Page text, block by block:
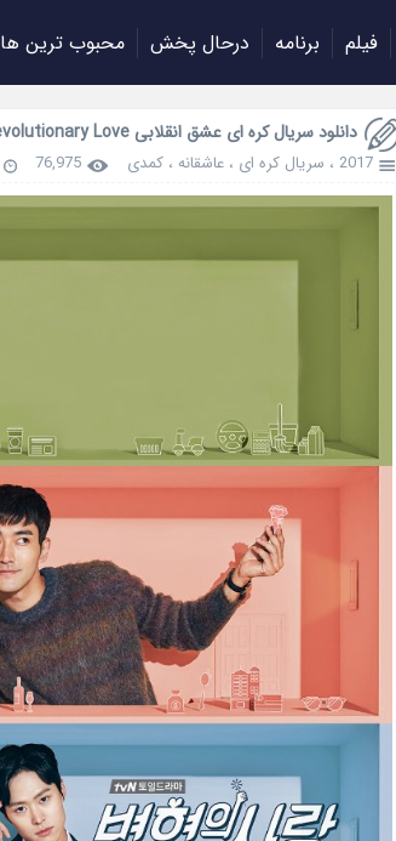
فیلم برنامه درحال پخش محبوب ترین ها
دانلود سریال کره ای عشق انقلابی Revolutionary Love
2017 ، سریال کره ای ، عاشقانه ، کمدی 76,975